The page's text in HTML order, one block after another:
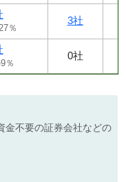
％
3社
％
0社
金不要の証券会社などの